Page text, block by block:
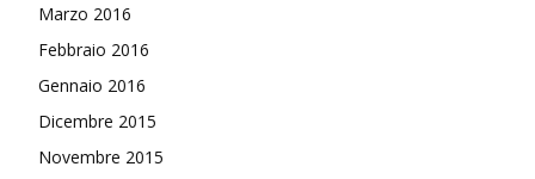
Marzo 2016
Febbraio 2016
Gennaio 2016
Dicembre 2015
Novembre 2015